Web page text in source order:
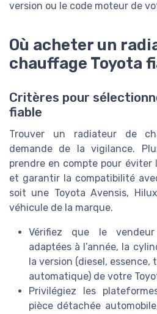
version ou le code moteur de
Où acheter un
chauffage Toyota
Critères pour
fiable
Trouver un radiateur de
demande de la vigilance.
prendre en compte pour éviter
et garantir la compatibilité
soit une Toyota Avensis,
véhicule de la marque.
Vérifiez que le
adaptées à l’année, la
la version (diesel,
automatique) de votre
Privilégiez les
pièce détachée